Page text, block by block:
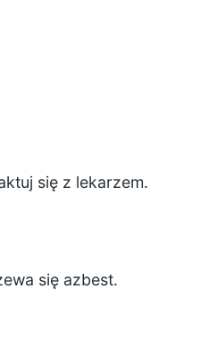
się z lekarzem.
się azbest.